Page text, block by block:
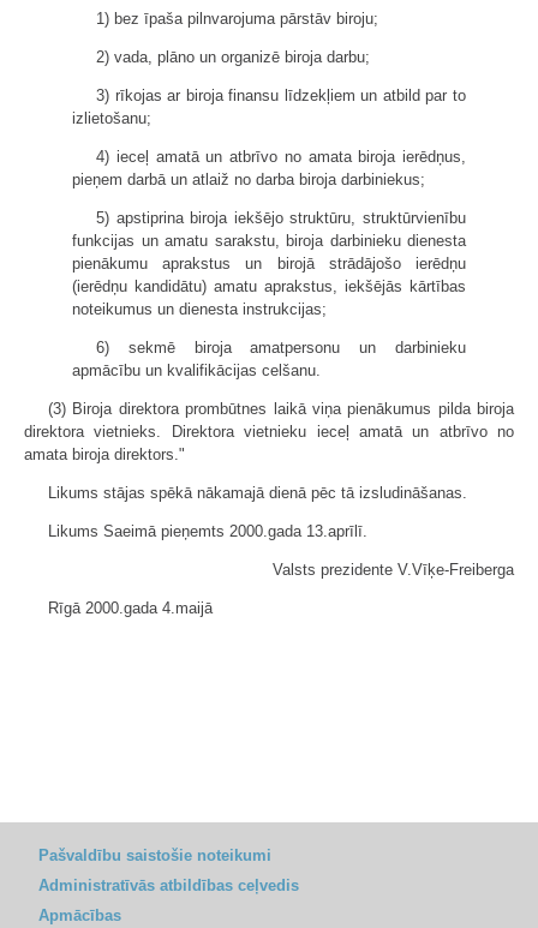
1) bez īpaša pilnvarojuma pārstāv biroju;
2) vada, plāno un organizē biroja darbu;
3) rīkojas ar biroja finansu līdzekļiem un atbild par to
izlietošanu;
4) ieceļ amatā un atbrīvo no amata biroja ierēdņus,
pieņem darbā un atlaiž no darba biroja darbiniekus;
5) apstiprina biroja iekšējo struktūru, struktūrvienību
funkcijas un amatu sarakstu, biroja darbinieku dienesta
pienākumu aprakstus un birojā strādājošo ierēdņu
(ierēdņu kandidātu) amatu aprakstus, iekšējās kārtības
noteikumus un dienesta instrukcijas;
6) sekmē biroja amatpersonu un darbinieku
apmācību un kvalifikācijas celšanu.
(3) Biroja direktora prombūtnes laikā viņa pienākumus pilda biroja
direktora vietnieks. Direktora vietnieku ieceļ amatā un atbrīvo no
amata biroja direktors."
Likums stājas spēkā nākamajā dienā pēc tā izsludināšanas.
Likums Saeimā pieņemts 2000.gada 13.aprīlī.
Valsts prezidente V.Vīķe-Freiberga
Rīgā 2000.gada 4.maijā
Pašvaldību saistošie noteikumi
Administratīvās atbildības ceļvedis
Apmācības